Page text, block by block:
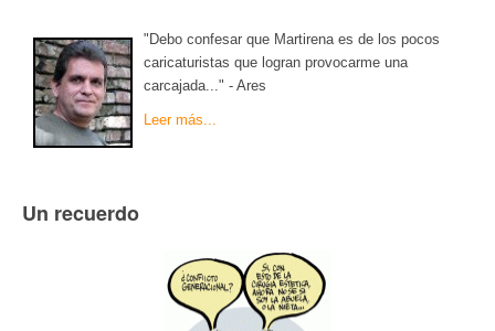
"Debo confesar que Martirena es de los pocos
caricaturistas que logran provocarme una
carcajada..." - Ares
Leer más...
Un recuerdo